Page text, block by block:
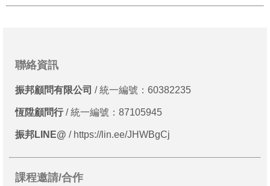
聯絡資訊
振邦顧問有限公司 / 統一編號：60382235
恆陞顧問行/ 統一編號：87105945
振邦LINE@ / https://lin.ee/JHWBgCj
課程邀請/合作